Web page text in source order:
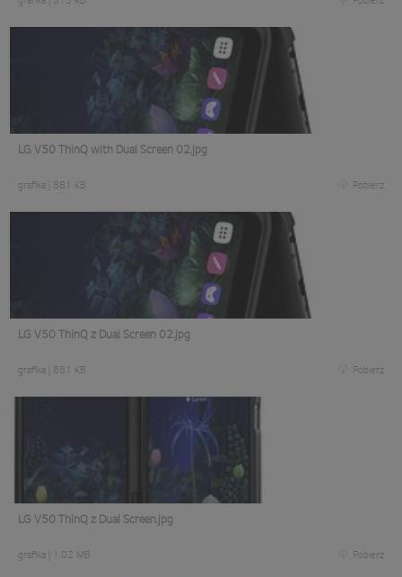
LG V50 ThinQ with Dual Screen 02.jpg
grafika 881 KB Pobierz
LG V50 ThinQ z Dual Screen 02.jpg
grafika 881 KB Pobierz
LG V50 ThinQ z Dual Screen.jpg
grafika 1,02 MB Pobierz